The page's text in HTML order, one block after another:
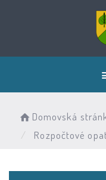
Domovská
Rozpočtové